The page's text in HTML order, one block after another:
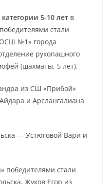
5-10 лет в
стали
№1» города
рукопашного
(шахматы, 5 лет).
из СШ «Прибой»
и Арслангалиана
— Устюговой Вари и
победителями стали
Жуков Егор из